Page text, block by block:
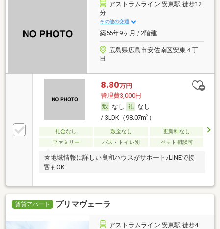
アストラムライン 安東駅 徒歩12
分
その他の交通
築55年9ヶ月 / 2階建
広島県広島市安佐南区安東４丁
目
8.80万円
管理費3,000円
なし
なし
/ 3LDK（98.07m2）
礼金なし 敷金なし
更新料なし
ファミリー
バス・トイレ別 ペット相談可
☆地域情報に詳しい良和ハウスがサポート♪LINEで接
客もOK
賃貸アパート プリマヴェーラ
アストラムライン 安東駅 徒歩4